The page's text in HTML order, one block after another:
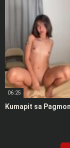
06:25
Kumapit sa